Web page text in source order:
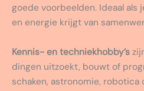
goede voorbeelden. Ideaal als
en energie krijgt van
Kennis- en techniekhobby’s
dingen uitzoekt, bouwt of
schaken, astronomie, robotica